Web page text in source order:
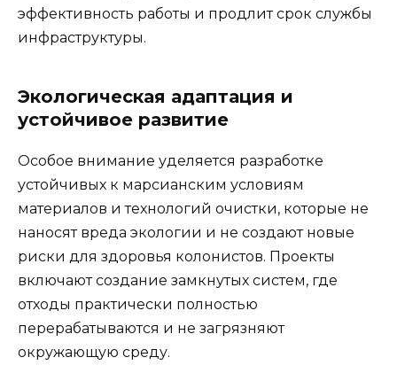
эффективность работы и продлит срок службы
инфраструктуры.
Экологическая адаптация и
устойчивое развитие
Особое внимание уделяется разработке
устойчивых к марсианским условиям
материалов и технологий очистки, которые не
наносят вреда экологии и не создают новые
риски для здоровья колонистов. Проекты
включают создание замкнутых систем, где
отходы практически полностью
перерабатываются и не загрязняют
окружающую среду.